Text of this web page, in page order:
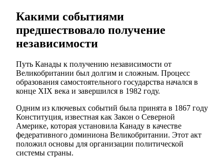
Какими событиями
предшествовало получение
независимости
Путь Канады к получению независимости от
Великобритании был долгим и сложным. Процесс
образования самостоятельного государства начался в
конце XIX века и завершился в 1982 году.
Одним из ключевых событий была принята в 1867 году
Конституция, известная как Закон о Северной
Америке, которая установила Канаду в качестве
федеративного доминиона Великобритании. Этот акт
положил основы для организации политической
системы страны.